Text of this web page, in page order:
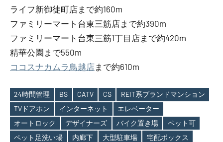
ライフ新御徒町店まで約160m
ファミリーマート台東三筋店まで約390m
ファミリーマート台東三筋1丁目店まで約420m
精華公園まで550m
ココスナカムラ鳥越店まで約610m
Tags
24時間管理 BS CATV CS
REIT系ブランドマンション
TVドアホン
インターネット
エレベーター
オートロック
デザイナーズ バイク置き場
ペット可
ペット足洗い場
内廊下 大型駐車場
宅配ボックス